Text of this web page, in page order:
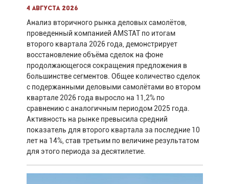
4 августа 2026
Анализ вторичного рынка деловых самолётов,
проведенный компанией AMSTAT по итогам
второго квартала 2026 года, демонстрирует
восстановление объёма сделок на фоне
продолжающегося сокращения предложения в
большинстве сегментов. Общее количество сделок
с подержанными деловыми самолётами во втором
квартале 2026 года выросло на 11,2% по
сравнению с аналогичным периодом 2025 года.
Активность на рынке превысила средний
показатель для второго квартала за последние 10
лет на 14%, став третьим по величине результатом
для этого периода за десятилетие.